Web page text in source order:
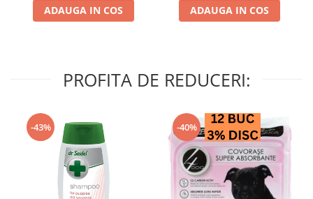
ADAUGA IN COS ADAUGA IN COS
PROFITA DE REDUCERI:
-43% -40%